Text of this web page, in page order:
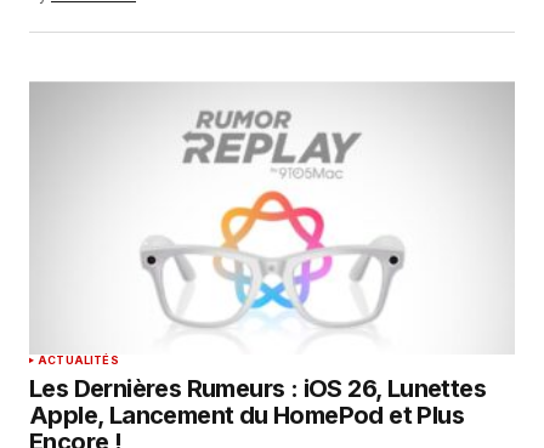
ACTUALITÉS
Les Dernières Rumeurs : iOS 26, Lunettes
Apple, Lancement du HomePod et Plus